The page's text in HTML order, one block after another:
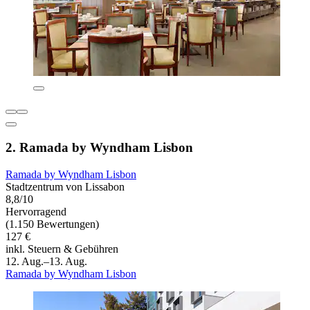
2. Ramada by Wyndham Lisbon
Ramada by Wyndham Lisbon
Stadtzentrum von Lissabon
8,8/10
Hervorragend
(1.150 Bewertungen)
127 €
inkl. Steuern & Gebühren
12. Aug.–13. Aug.
Ramada by Wyndham Lisbon